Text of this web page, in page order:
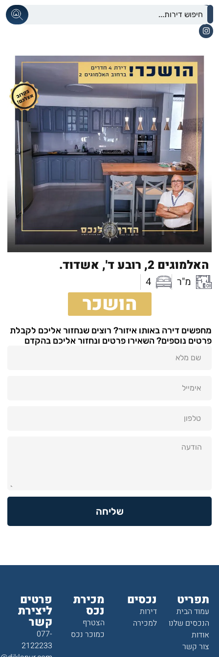
האלמוגים 2, רובע ד', אשדוד.
מ"ר 4
הושכר
מחפשים דירה באותו איזור? רוצים שנחזור אליכם לקבלת
פרטים נוספים? השאירו פרטים ונחזור אליכם בהקדם
שליחה
תפריט
עמוד הבית
הנכסים שלנו
אודות
צור קשר
נכסים
דירות
למכירה
מכירת
נכס
הצטרף
כמוכר נכס
פרטים
ליצירת
קשר
077-
2122233